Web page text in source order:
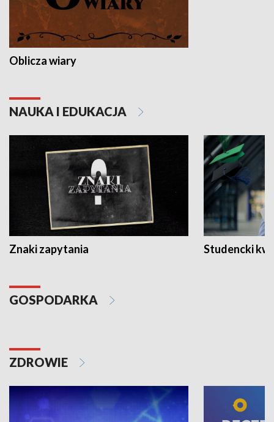
Oblicza wiary
NAUKA I EDUKACJA
Znaki zapytania Studencki
GOSPODARKA
ZDROWIE